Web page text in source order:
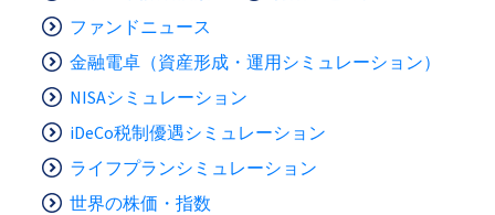
ファンドニュース
金融電卓（資産形成・運用シミュレーション）
NISAシミュレーション
iDeCo税制優遇シミュレーション
ライフプランシミュレーション
世界の株価・指数